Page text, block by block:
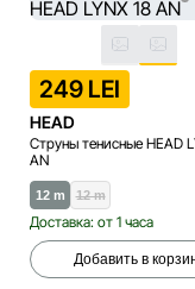
249 LEI
HEAD
Струны тенисные HEAD
AN
12 m 12 m
Доставка: от 1 часа
Добавить в